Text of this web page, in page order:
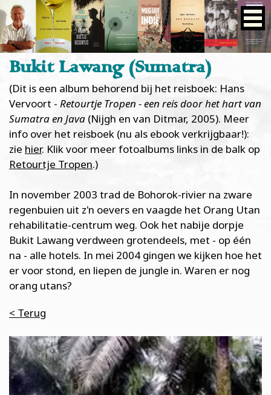
Bukit Lawang (Sumatra)
(Dit is een album behorend bij het reisboek: Hans
Vervoort - Retourtje Tropen - een reis door het hart van
Sumatra en Java (Nijgh en van Ditmar, 2005). Meer
info over het reisboek (nu als ebook verkrijgbaar!):
zie hier. Klik voor meer fotoalbums links in de balk op
Retourtje Tropen.)
In november 2003 trad de Bohorok-rivier na zware
regenbuien uit z'n oevers en vaagde het Orang Utan
rehabilitatie-centrum weg. Ook het nabije dorpje
Bukit Lawang verdween grotendeels, met - op één
na - alle hotels. In mei 2004 gingen we kijken hoe het
er voor stond, en liepen de jungle in. Waren er nog
orang utans?
< Terug